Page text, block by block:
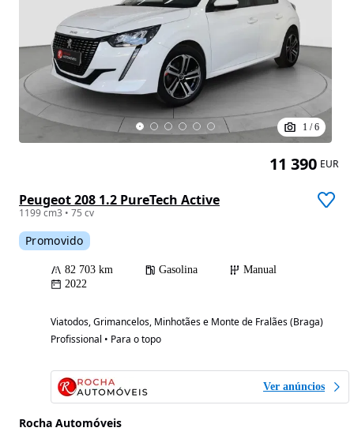
1 /6
Peugeot 208 1.2 PureTech Active
1199 cm3 • 75 cv
Promovido
82 703 km Gasolina
Manual
2022
Viatodos, Grimancelos, Minhotães e Monte de Fralães (Braga)
Profissional • Para o topo
Ver anúncios
Rocha Automóveis
11 390 EUR